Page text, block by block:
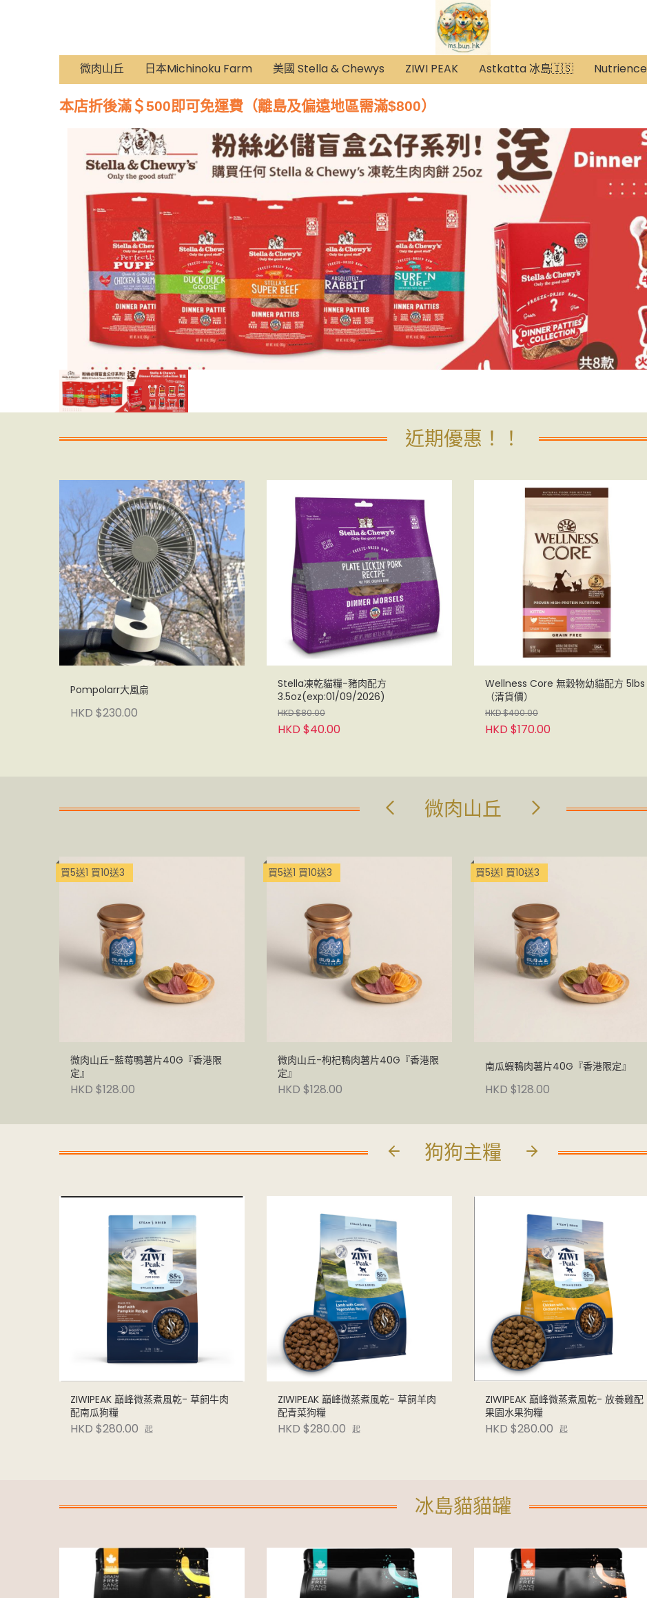
微肉山丘 日本Michinoku Farm 美國 Stella & Chewys ZIWI PEAK Astkatta 冰島🇮🇸 Nutrience
本店折後滿＄500即可免運費（離島及偏遠地區需滿$800）
近期優惠！！
Pompolarr大風扇
HKD $230.00
Stella凍乾貓糧-豬肉配方
3.5oz(exp:01/09/2026)
HKD $80.00
HKD $40.00
Wellness Core 無穀物幼貓配方 5lbs
（清貨價）
HKD $400.00
HKD $170.00
微肉山丘
買5送1 買10送3
微肉山丘-藍莓鴨薯片40G『香港限
定』
HKD $128.00
買5送1 買10送3
微肉山丘-枸杞鴨肉薯片40G『香港限
定』
HKD $128.00
買5送1 買10送3
南瓜蝦鴨肉薯片40G『香港限定』
HKD $128.00
狗狗主糧
ZIWIPEAK 巔峰微蒸煮風乾- 草飼牛肉
配南瓜狗糧
HKD $280.00 起
ZIWIPEAK 巔峰微蒸煮風乾- 草飼羊肉
配青菜狗糧
HKD $280.00 起
ZIWIPEAK 巔峰微蒸煮風乾- 放養雞配
果園水果狗糧
HKD $280.00 起
冰島貓貓罐